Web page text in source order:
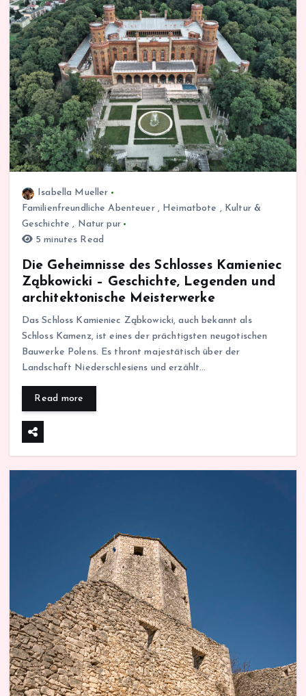
Isabella Mueller
Familienfreundliche Abenteuer, Heimatbote , Kultur &
Geschichte , Natur pur
5 minutes Read
Die Geheimnisse des Schlosses Kamieniec
Ząbkowicki – Geschichte, Legenden und
architektonische Meisterwerke
Das Schloss Kamieniec Ząbkowicki, auch bekannt als
Schloss Kamenz, ist eines der prächtigsten neugotischen
Bauwerke Polens. Es thront majestätisch über der
Landschaft Niederschlesiens und erzählt…
Read more